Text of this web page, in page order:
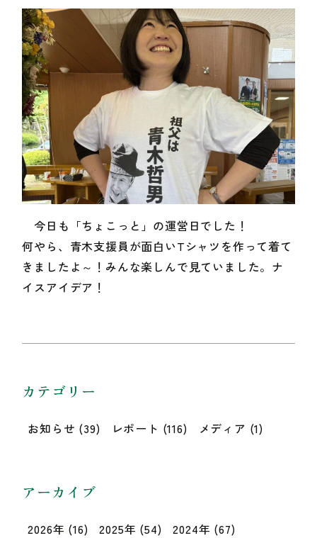
今日も「ちょこっと」の運営日でした！
何やら、青木支援員が面白いTシャツを作って着て
きましたよ～！みんな楽しんで見ていました。ナ
イスアイデア！
カテゴリー
お知らせ (39) レポート (116) メディア (1)
アーカイブ
2026年 (16) 2025年 (54) 2024年 (67)